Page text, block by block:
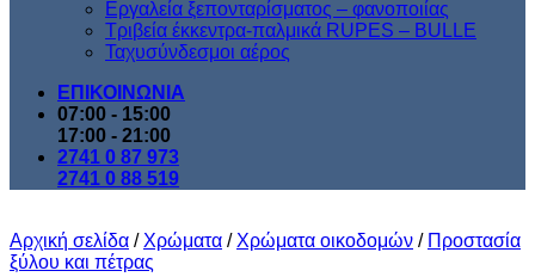
Εργαλεία ξεπονταρίσματος – φανοποιίας
Τριβεία έκκεντρα-παλμικά RUPES – BULLE
Ταχυσύνδεσμοι αέρος
ΕΠΙΚΟΙΝΩΝΙΑ
07:00 - 15:00
17:00 - 21:00
2741 0 87 973
2741 0 88 519
Αρχική σελίδα / Χρώματα / Χρώματα οικοδομών / Προστασία
ξύλου και πέτρας